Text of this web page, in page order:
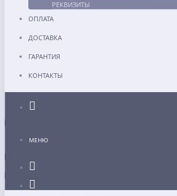
РЕКВИЗИТЫ
ОПЛАТА
ДОСТАВКА
ГАРАНТИЯ
КОНТАКТЫ
МЕНЮ